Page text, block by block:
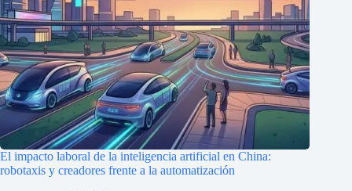
El impacto laboral de la inteligencia artificial en China:
robotaxis y creadores frente a la automatización